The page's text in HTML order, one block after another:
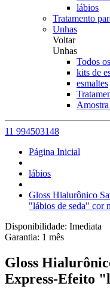
lábios
Tratamento
Unhas
Voltar
Unhas
Todos
kits de
esmaltes
11 994503148
Página Inicial
lábios
Gloss Hialurônico
"lábios de seda" cor
Disponibilidade: Imediata
Garantia: 1 mês
Gloss
Express-Efeito